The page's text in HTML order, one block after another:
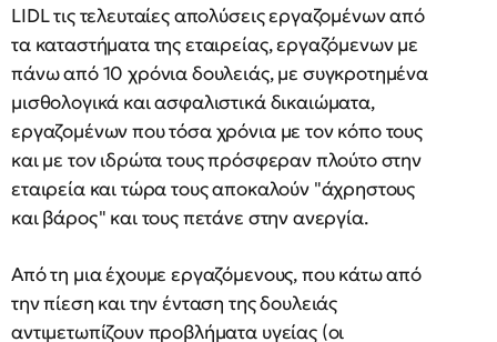
LIDL τις τελευταίες απολύσεις εργαζομένων από
τα καταστήματα της εταιρείας, εργαζόμενων με
πάνω από 10 χρόνια δουλειάς, με συγκροτημένα
μισθολογικά και ασφαλιστικά δικαιώματα,
εργαζομένων που τόσα χρόνια με τον κόπο τους
και με τον ιδρώτα τους πρόσφεραν πλούτο στην
εταιρεία και τώρα τους αποκαλούν "άχρηστους
και βάρος" και τους πετάνε στην ανεργία.
Από τη μια έχουμε εργαζόμενους, που κάτω από
την πίεση και την ένταση της δουλειάς
αντιμετωπίζουν προβλήματα υγείας (οι